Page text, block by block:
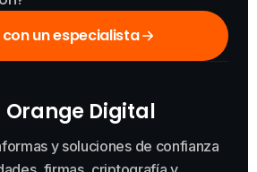
con un especialista
Orange Digital
y soluciones de confianza